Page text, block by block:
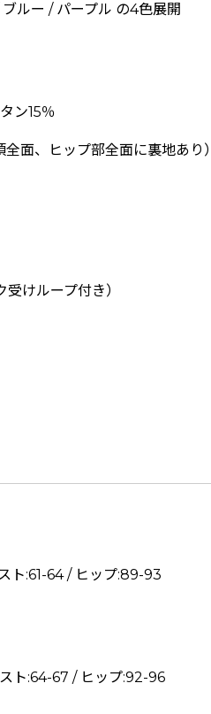
ルー / パープル の4色展開
ン15％
面、ヒップ部全面に裏地あり）
けループ付き）
ト:61-64 / ヒップ:89-93
ト:64-67 / ヒップ:92-96